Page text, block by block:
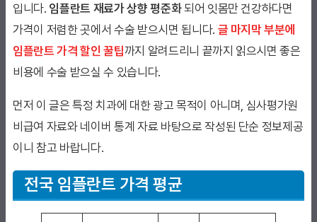
입니다. 임플란트 재료가 상향 평준화되어 잇몸만 건강하다면
가격이 저렴한 곳에서 수술 받으시면 됩니다. 글 마지막 부분에
임플란트 가격 할인 꿀팁까지 알려드리니 끝까지 읽으시면 좋은
비용에 수술 받으실 수 있습니다.
먼저 이 글은 특정 치과에 대한 광고 목적이 아니며, 심사평가원
비급여 자료와 네이버 통계 자료 바탕으로 작성된 단순 정보제공
이니 참고 바랍니다.
전국 임플란트 가격 평균